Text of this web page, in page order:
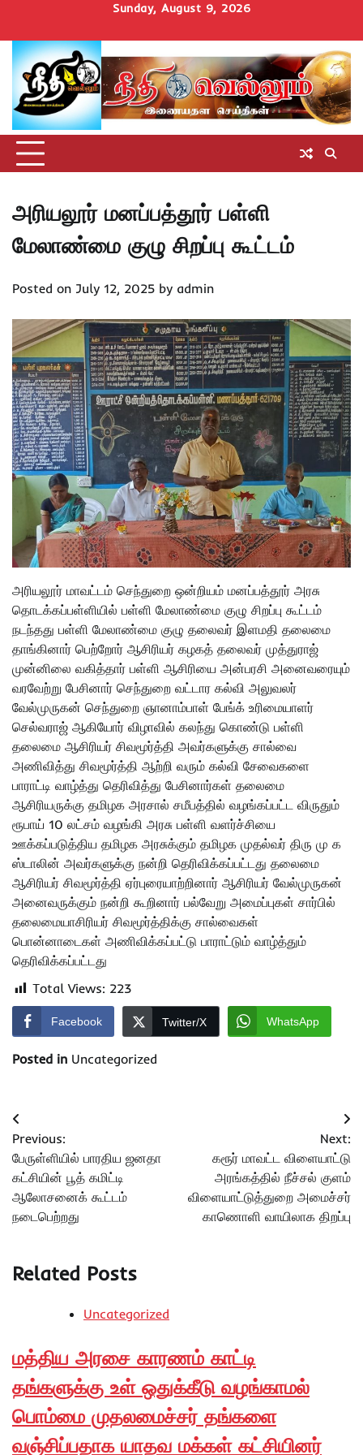
content
Sunday, August 9, 2026
Homeசெய்திகள்
தமிழ்நாடுமாவட்டச்செய்திகள்
அரசியல்ஆன்மிகம்
சட்டம்
அறிவோம்
சினிமாUncategorized
அரியலூர் மனப்பத்தூர் பள்ளி
மேலாண்மை குழு சிறப்பு கூட்டம்
Posted on July 12, 2025 by admin
அரியலூர் மாவட்டம் செந்துறை ஒன்றியம் மனப்பத்தூர் அரசு
தொடக்கப்பள்ளியில் பள்ளி மேலாண்மை குழு சிறப்பு கூட்டம்
நடந்தது பள்ளி மேலாண்மை குழு தலைவர் இளமதி தலைமை
தாங்கினார் பெற்றோர் ஆசிரியர் கழகத் தலைவர் முத்துராஜ்
முன்னிலை வகித்தார் பள்ளி ஆசிரியை அன்பரசி அனைவரையும்
வரவேற்று பேசினார் செந்துறை வட்டார கல்வி அலுவலர்
வேல்முருகன் செந்துறை ஞானாம்பாள் பேங்க் உரிமையாளர்
செல்வராஜ் ஆகியோர் விழாவில் கலந்து கொண்டு பள்ளி
தலைமை ஆசிரியர் சிவமூர்த்தி அவர்களுக்கு சால்வை
அணிவித்து சிவமூர்த்தி ஆற்றி வரும் கல்வி சேவைகளை
பாராட்டி வாழ்த்து தெரிவித்து பேசினார்கள் தலைமை
ஆசிரியருக்கு தமிழக அரசால் சமீபத்தில் வழங்கப்பட்ட விருதும்
ரூபாய் 10 லட்சம் வழங்கி அரசு பள்ளி வளர்ச்சியை
ஊக்கப்படுத்திய தமிழக அரசுக்கும் தமிழக முதல்வர் திரு மு க
ஸ்டாலின் அவர்களுக்கு நன்றி தெரிவிக்கப்பட்டது தலைமை
ஆசிரியர் சிவமூர்த்தி ஏர்புரையாற்றினார் ஆசிரியர் வேல்முருகன்
அனைவருக்கும் நன்றி கூறினார் பல்வேறு அமைப்புகள் சார்பில்
தலைமையாசிரியர் சிவமூர்த்திக்கு சால்வைகள்
பொன்னாடைகள் அணிவிக்கப்பட்டு பாராட்டும் வாழ்த்தும்
தெரிவிக்கப்பட்டது
Total Views: 223
Facebook Twitter/X WhatsApp
Posted in Uncategorized
Post
navigation
Previous:
பேருள்ளியில் பாரதிய ஜனதா
கட்சியின் பூத் கமிட்டி
ஆலோசனைக் கூட்டம்
நடைபெற்றது
Next:
கரூர் மாவட்ட விளையாட்டு
அரங்கத்தில் நீச்சல் குளம்
விளையாட்டுத்துறை அமைச்சர்
காணொளி வாயிலாக திறப்பு
Related Posts
Uncategorized
மத்திய அரசை காரணம் காட்டி
தங்களுக்கு உள் ஒதுக்கீடு வழங்காமல்
பொம்மை முதலமைச்சர் தங்களை
வஞ்சிப்பதாக யாதவ மக்கள் கட்சியினர்